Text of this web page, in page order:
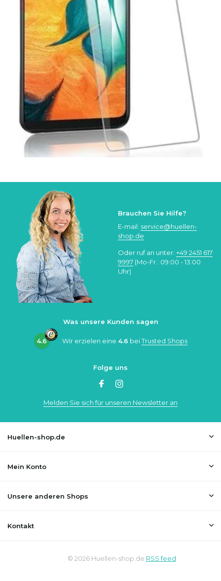
Brauchen Sie Hilfe?
E-mail: service@huellen-
shop.de
Oder ruf an unter: +49 2451 617
9997 (Mo-Fr.: 09:00 - 13:00
Uhr)
Was unsere Kunden sagen
4.6 Wir erzielen eine 4.6 beiTrusted Shops
Folge uns
Melden Sie sich für unseren Newsletter an
Huellen-shop.de
Mein Konto
Unsere anderen Shops
Kontakt
© 2026 Huellen-shop.de RSS feed